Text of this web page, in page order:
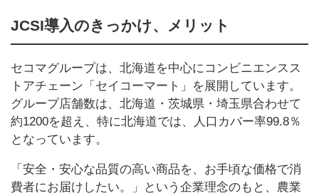
JCSI導入のきっかけ、メリット
セコマグループは、北海道を中心にコンビニエンスス
トアチェーン「セイコーマート」を展開しています。
グループ店舗数は、北海道・茨城県・埼玉県合わせて
約1200を超え、特に北海道では、人口カバー率99.8％
となっています。
「安全・安心な品質の高い商品を、お手頃な価格で消
費者にお届けしたい。」という企業理念のもと、農業